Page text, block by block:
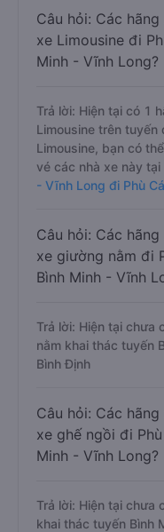
Câu hỏi: Các
xe Limousine đi
Minh - Vĩnh Long?
Trả lời: Hiện tại có 1
Limousine trên tuyến
Limousine, bạn có
vé các nhà xe này
- Vĩnh Long đi Phù
Câu hỏi: Các
xe giường nằm đi
Bình Minh - Vĩnh
Trả lời: Hiện tại chưa
nằm khai thác tuyến
Bình Định
Câu hỏi: Các
xe ghế ngồi đi
Minh - Vĩnh Long?
Trả lời: Hiện tại chưa
khai thác tuyến Bình